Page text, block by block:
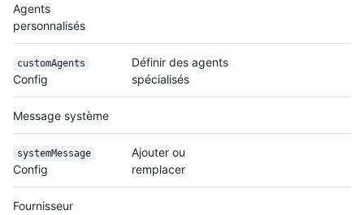
Agents
personnalisés
customAgents
Config
Définir des agents
spécialisés
Message système
systemMessage
Config
Ajouter ou
remplacer
Fournisseur